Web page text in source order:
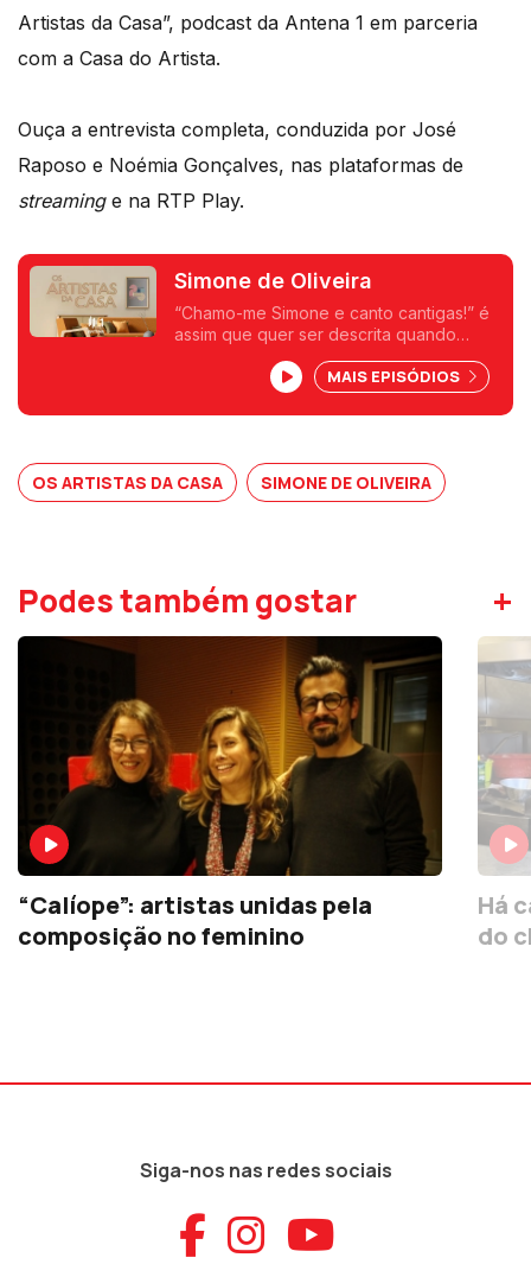
Artistas da Casa”, podcast da Antena 1 em parceria
com a Casa do Artista.
Ouça a entrevista completa, conduzida por José
Raposo e Noémia Gonçalves, nas plataformas de
streaminge na RTP Play.
Simone de Oliveira
“Chamo-me Simone e canto cantigas!” é
assim que quer ser descrita quando
Dona de uma voz e vida intensas, desde
sempre uma mulher livre, lutadora e
disruptiva.
MAIS EPISÓDIOS
OS ARTISTAS DA CASA SIMONE DE OLIVEIRA
Podes também gostar +
“Calíope”: artistas unidas pela
composição no feminino
Há
do
Siga-nos nas redes sociais
Aceder ao
Aceder ao
Aceder